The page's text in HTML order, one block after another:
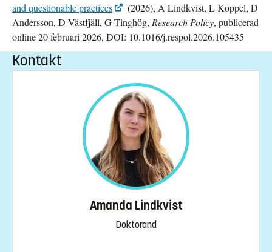
and questionable practices
(2026), A Lindkvist, L Koppel, D
Andersson, D Västfjäll, G Tinghög, Research Policy, publicerad
online 20 februari 2026, DOI: 10.1016/j.respol.2026.105435
Kontakt
Amanda Lindkvist
Doktorand